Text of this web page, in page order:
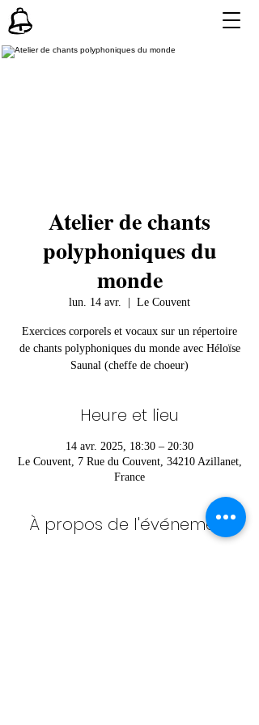
Atelier de chants
polyphoniques du
monde
lun. 14 avr. Le Couvent
Exercices corporels et vocaux sur un répertoire
de chants polyphoniques du monde avec Héloïse
Saunal (cheffe de choeur)
Heure et lieu
14 avr. 2025, 18:30 – 20:30
Le Couvent, 7 Rue du Couvent, 34210 Azillanet,
France
À propos de l'événement